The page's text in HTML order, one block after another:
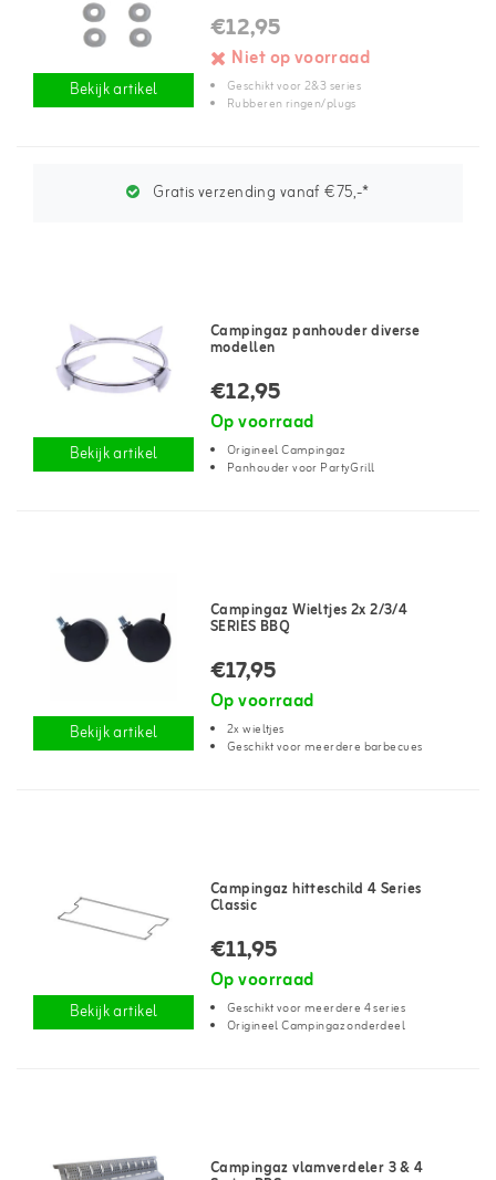
Bekijk artikel
€12,95
Niet op voorraad
Geschikt voor 2&3 series
Rubberen ringen/plugs
Gratis verzending vanaf €75,-*
Bekijk artikel
Campingaz panhouder diverse
modellen
€12,95
Op voorraad
Origineel Campingaz
Panhouder voor PartyGrill
Bekijk artikel
Campingaz Wieltjes 2x 2/3/4
SERIES BBQ
€17,95
Op voorraad
2x wieltjes
Geschikt voor meerdere barbecues
Bekijk artikel
Campingaz hitteschild 4 Series
Classic
€11,95
Op voorraad
Geschikt voor meerdere 4 series
Origineel Campingaz onderdeel
Campingaz vlamverdeler 3 & 4